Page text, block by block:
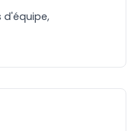
d'équipe,